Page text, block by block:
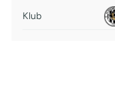
Klub